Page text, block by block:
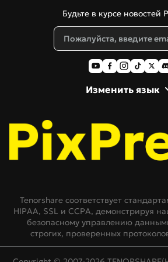
Будьте в курсе новостей
Изменить язык
Tenorshare соответствует
HIPAA, SSL и CCPA, демонстрируя
безопасному управлению
строгих, проверенных